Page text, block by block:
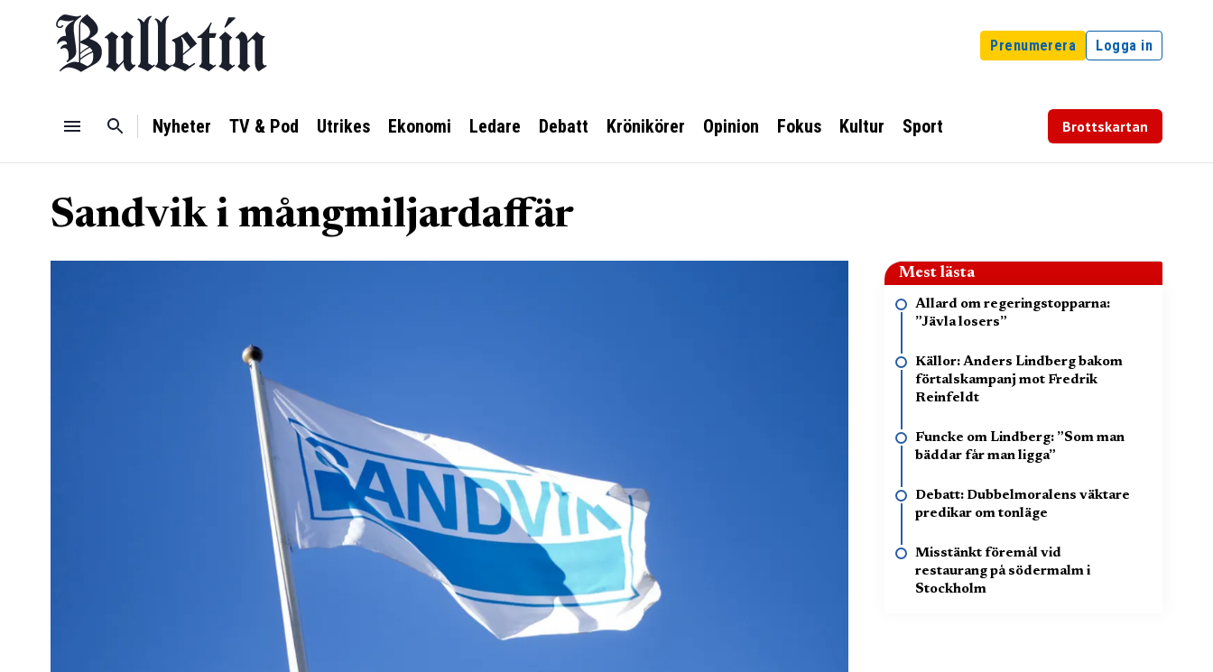
Prenumerera Logga in
Nyheter TV & Pod Utrikes Ekonomi Ledare Debatt Krönikörer Opinion Fokus Kultur Sport Brottskartan
Sandvik i mångmiljardaffär
Mest lästa
Allard om regeringstopparna:
”Jävla losers”
Källor: Anders Lindberg bakom
förtalskampanj mot Fredrik
Reinfeldt
Funcke om Lindberg: ”Som man
bäddar får man ligga”
Debatt: Dubbelmoralens väktare
predikar om tonläge
Misstänkt föremål vid
restaurang på södermalm i
Stockholm